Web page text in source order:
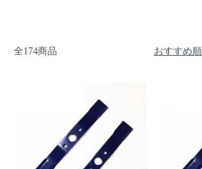
全174商品 おすすめ順